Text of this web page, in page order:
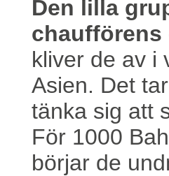
Den lilla
chaufförens
kliver de av i
Asien. Det
tänka sig att
För 1000
börjar de